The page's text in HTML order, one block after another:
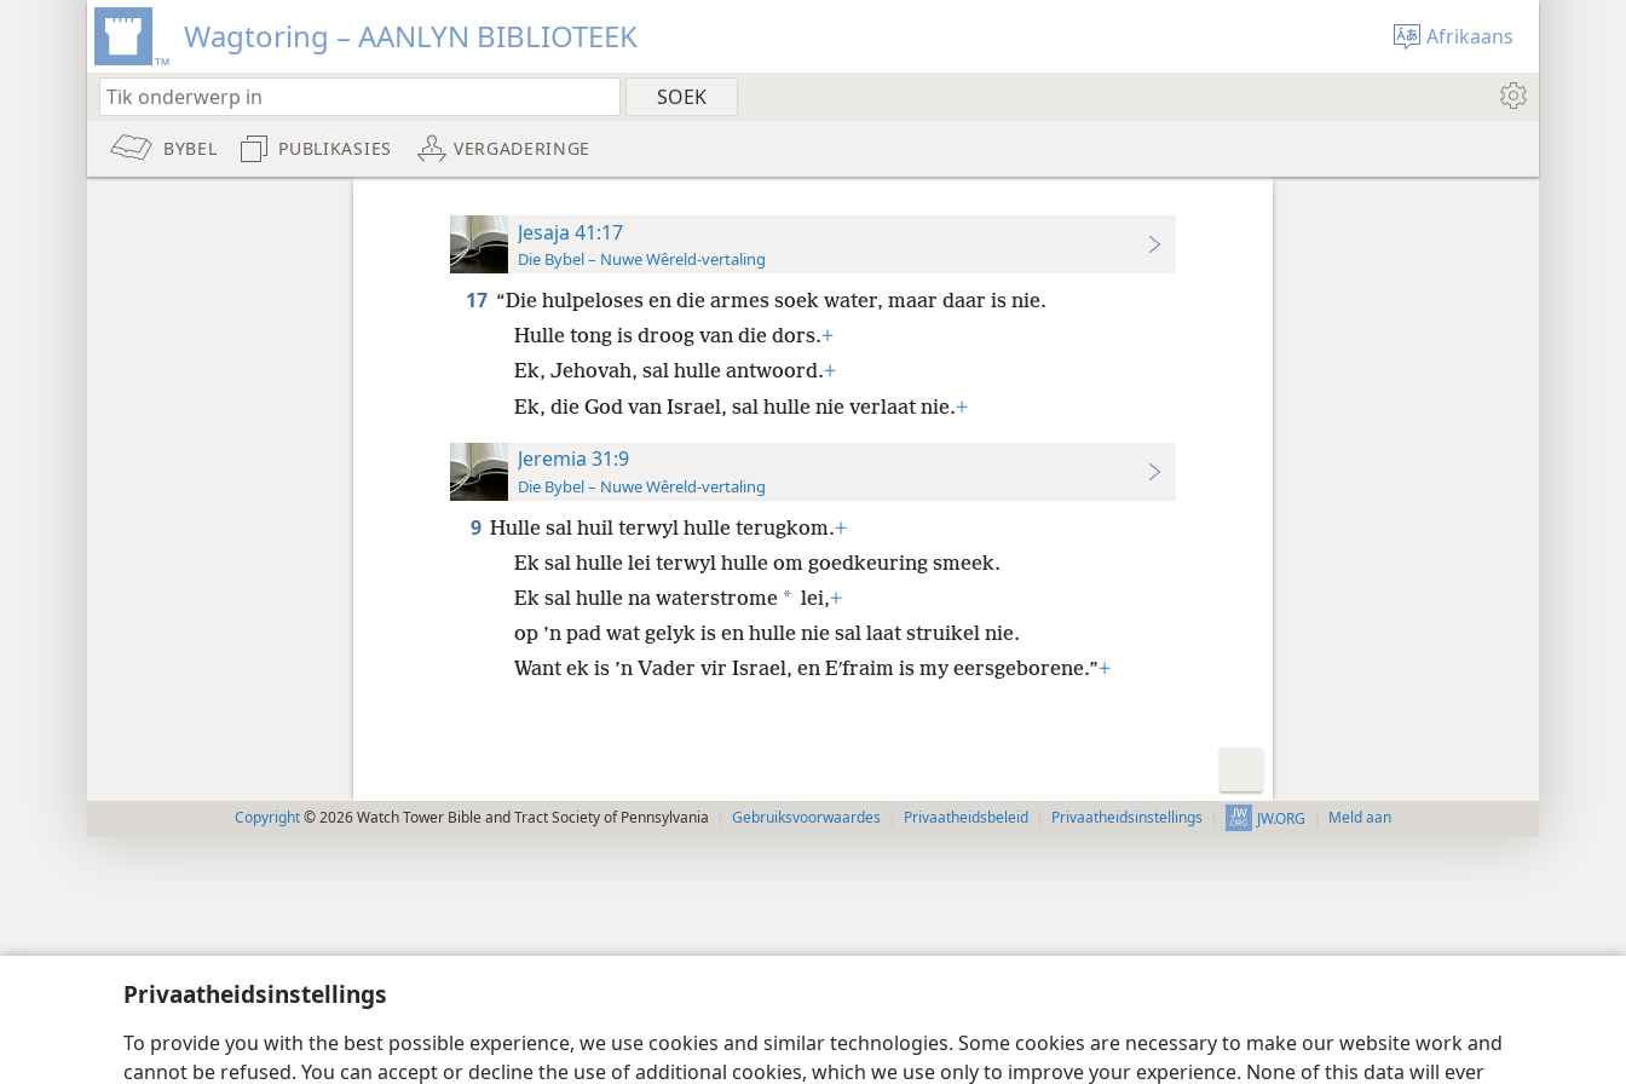
Privaatheidsinstellings
To provide you with the best possible experience, we use cookies and similar technologies. Some cookies are necessary to make our website work and
cannot be refused. You can accept or decline the use of additional cookies, which we use only to improve your experience. None of this data will ever
Wagtoring – AANLYN BIBLIOTEEK Afrikaans
BYBEL PUBLIKASIES VERGADERINGE
Jesaja 41:17
Die Bybel – Nuwe Wêreld-vertaling
17 “Die hulpeloses en die armes soek water, maar daar is nie.
Hulle tong is droog van die dors.+
Ek, Jehovah, sal hulle antwoord.+
Ek, die God van Israel, sal hulle nie verlaat nie.+
Jeremia 31:9
Die Bybel – Nuwe Wêreld-vertaling
9 Hulle sal huil terwyl hulle terugkom.+
Ek sal hulle lei terwyl hulle om goedkeuring smeek.
Ek sal hulle na waterstrome * lei,+
op ’n pad wat gelyk is en hulle nie sal laat struikel nie.
Want ek is ’n Vader vir Israel, en Eʹfraim is my eersgeborene.”+
Copyright© 2026 Watch Tower Bible and Tract Society of Pennsylvania Gebruiksvoorwaardes Privaatheidsbeleid Privaatheidsinstellings JW.ORG Meld aan